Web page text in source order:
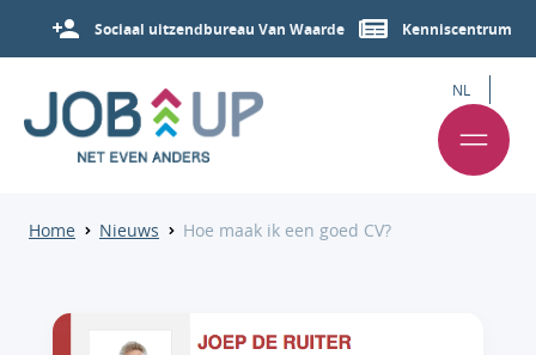
Sociaal uitzendbureau Van Waarde Kenniscentrum
NL
Home Nieuws Hoe maak ik een goed CV?